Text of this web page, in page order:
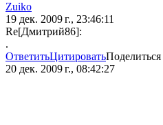
Zuiko
19 дек. 2009 г., 23:46:11
Re[Дмитрий86]:
.
ОтветитьЦитироватьПоделиться
20 дек. 2009 г., 08:42:27